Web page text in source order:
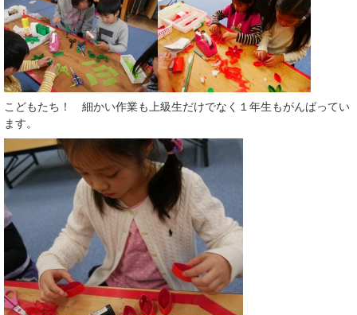
こどもたち！ 細かい作業も上級生だけでなく１年生もがんばってい
ます。